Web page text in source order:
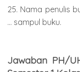
25. Nama penulis
... sampul buku.
Jawaban PH/